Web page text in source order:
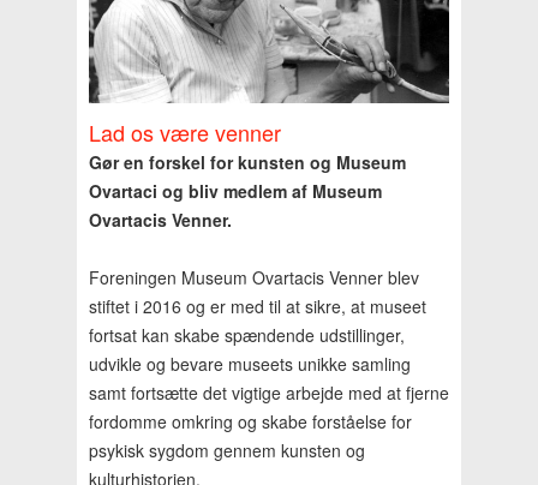
Lad os være venner
Gør en forskel for kunsten og Museum
Ovartaci og bliv medlem af Museum
Ovartacis Venner.
Foreningen Museum Ovartacis Venner blev
stiftet i 2016 og er med til at sikre, at museet
fortsat kan skabe spændende udstillinger,
udvikle og bevare museets unikke samling
samt fortsætte det vigtige arbejde med at fjerne
fordomme omkring og skabe forståelse for
psykisk sygdom gennem kunsten og
kulturhistorien.